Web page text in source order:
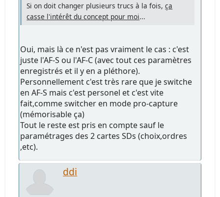
Si on doit changer plusieurs trucs à la fois,ça
casse l'intérêt du concept pour moi...
Oui, mais là ce n'est pas vraiment le cas : c'est
juste l'AF-S ou l'AF-C (avec tout ces paramètres
enregistrés et il y en a pléthore).
Personnellement c'est très rare que je switche
en AF-S mais c'est personel et c'est vite
fait,comme switcher en mode pro-capture
(mémorisable ça)
Tout le reste est pris en compte sauf le
paramétrages des 2 cartes SDs (choix,ordres
,etc).
ddi